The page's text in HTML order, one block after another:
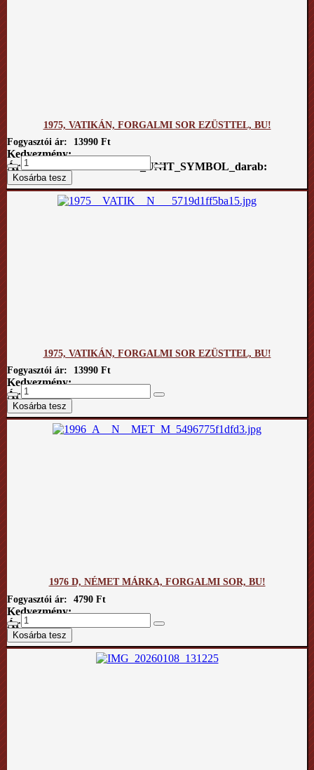
1975, VATIKÁN, FORGALMI SOR EZÜSTTEL, BU!
Fogyasztói ár:
13990 Ft
Kedvezmény:
Ár / COM_VIRTUEMART_UNIT_SYMBOL_darab:
1975, VATIKÁN, FORGALMI SOR EZÜSTTEL, BU!
Fogyasztói ár:
13990 Ft
Kedvezmény:
Ár / kg:
1976 D, NÉMET MÁRKA, FORGALMI SOR, BU!
Fogyasztói ár:
4790 Ft
Kedvezmény:
Ár / kg: